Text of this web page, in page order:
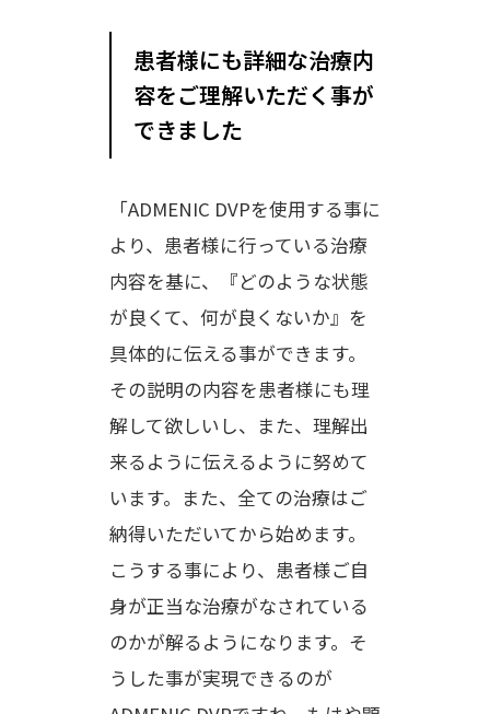
患者様にも詳細な治療内
容をご理解いただく事が
できました
「ADMENIC DVPを使用する事に
より、患者様に行っている治療
内容を基に、『どのような状態
が良くて、何が良くないか』を
具体的に伝える事ができます。
その説明の内容を患者様にも理
解して欲しいし、また、理解出
来るように伝えるように努めて
います。また、全ての治療はご
納得いただいてから始めます。
こうする事により、患者様ご自
身が正当な治療がなされている
のかが解るようになります。そ
うした事が実現できるのが